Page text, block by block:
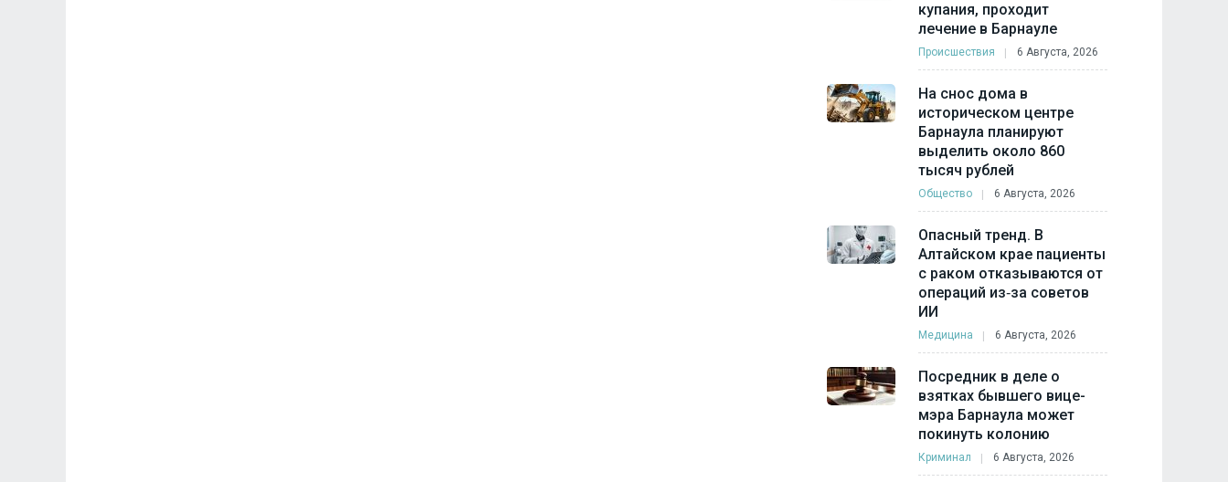
купания, проходит
лечение в Барнауле
Происшествия 6 Августа, 2026
На снос дома в
историческом центре
Барнаула планируют
выделить около 860
тысяч рублей
Общество 6 Августа, 2026
Опасный тренд. В
Алтайском крае пациенты
с раком отказываются от
операций из‑за советов
ИИ
Медицина 6 Августа, 2026
Посредник в деле о
взятках бывшего вице-
мэра Барнаула может
покинуть колонию
Криминал 6 Августа, 2026